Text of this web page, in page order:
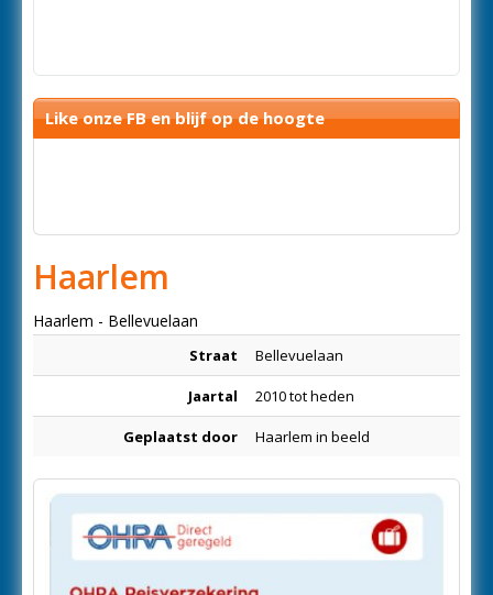
Like onze FB en blijf op de hoogte
Haarlem
Haarlem - Bellevuelaan
Straat Bellevuelaan
Jaartal 2010 tot heden
Geplaatst door Haarlem in beeld